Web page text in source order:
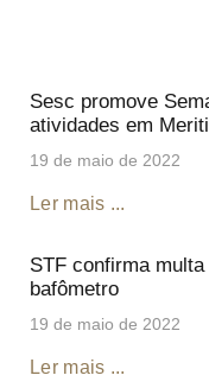
Sesc promove
atividades em Meriti
19 de maio de 2022
Ler mais ...
STF confirma
bafômetro
19 de maio de 2022
Ler mais ...